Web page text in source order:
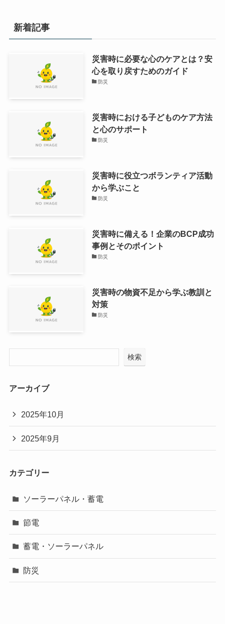
新着記事
災害時に必要な心のケアとは？安
心を取り戻すためのガイド
防災
災害時における子どものケア方法
と心のサポート
防災
災害時に役立つボランティア活動
から学ぶこと
防災
災害時に備える！企業のBCP成功
事例とそのポイント
防災
災害時の物資不足から学ぶ教訓と
対策
防災
検索
アーカイブ
2025年10月
2025年9月
カテゴリー
ソーラーパネル・蓄電
節電
蓄電・ソーラーパネル
防災